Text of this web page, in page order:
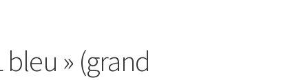
bleu » (grand